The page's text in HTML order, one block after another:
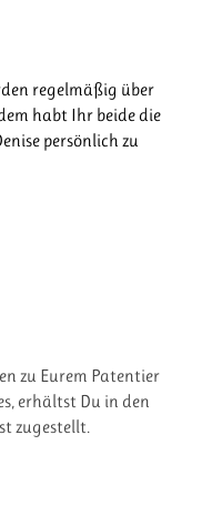
regelmäßig über
habt Ihr beide die
persönlich zu
zu Eurem Patentier
erhältst Du in den
zugestellt.